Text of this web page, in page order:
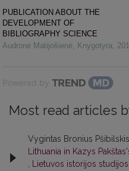
PUBLICATION ABOUT THE
DEVELOPMENT OF
BIBLIOGRAPHY SCIENCE
Audronė Matijošienė, Knygotyra,
Powered by
Most read articles
Vygintas Bronius Pšibilskis,
Lithuania in Kazys
Lietuvos istorijos